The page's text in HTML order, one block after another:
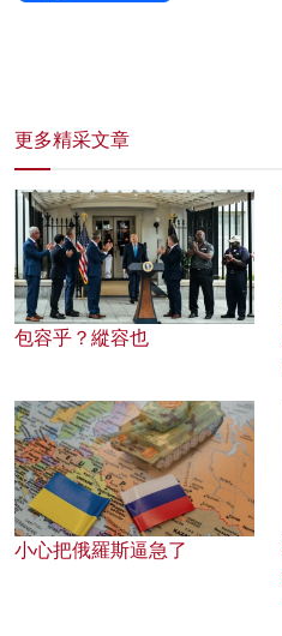
更多精采文章
包容乎？縱容也
小心把俄羅斯逼急了